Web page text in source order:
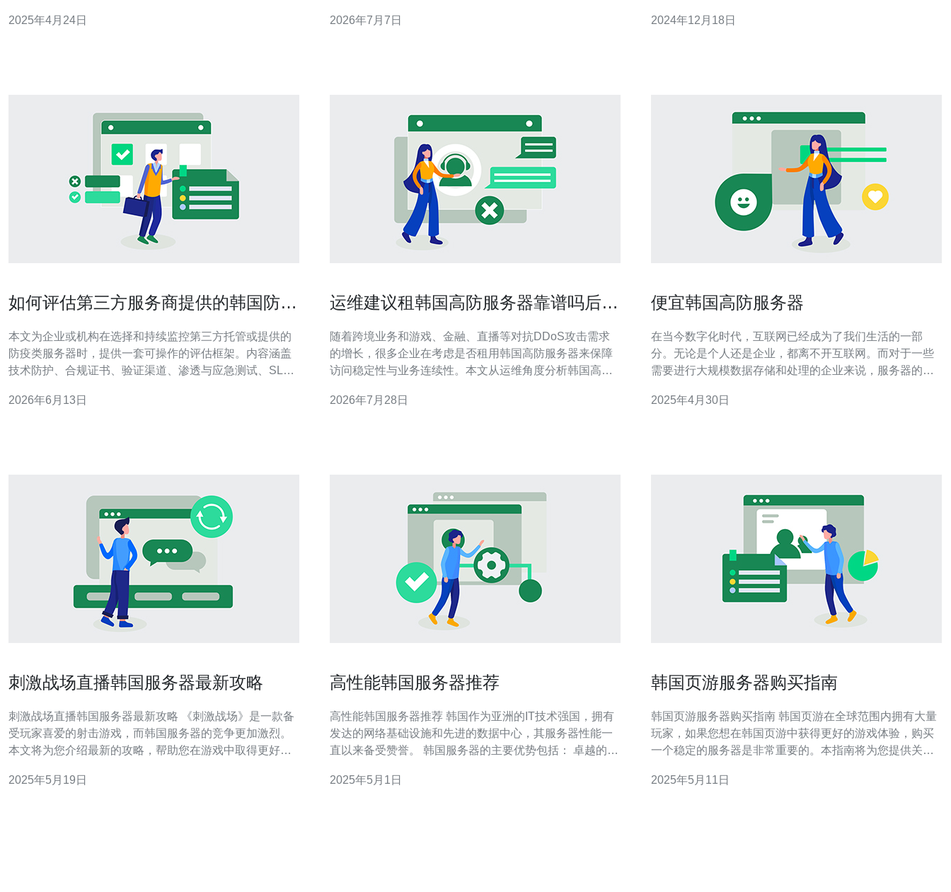
定性而受到玩家的青睐。韩国的网络基础设施非常先进，
2025年4月24日
99.95%或99.99%可选，99.95%月度允许停机约21.6分
2026年7月7日 2024年12月18日
如何评估第三方服务商提供的韩国防疫
本文为企业或机构在选择和持续监控第三方托管或提供的
防疫类服务器时，提供一套可操作的评估框架。内容涵盖
技术防护、合规证书、验证渠道、渗透与应急测试、SLA
熟度并降低业务与法律风险。 如何判定网络与主机层面的
2026年6月13日
运维建议租韩国高防服务器靠谱吗后续
随着跨境业务和游戏、金融、直播等对抗DDoS攻击需求
的增长，很多企业在考虑是否租用韩国高防服务器来保障
访问稳定性与业务连续性。本文从运维角度分析韩国高防
方便你在选购和部署时做决策。 租韩国高防服务器的主要
2026年7月28日
便宜韩国高防服务器
在当今数字化时代，互联网已经成为了我们生活的一部
分。无论是个人还是企业，都离不开互联网。而对于一些
需要进行大规模数据存储和处理的企业来说，服务器的选
务器以其高性能和可靠性备受推崇，而且价格也相对较为
2025年4月30日
刺激战场直播韩国服务器最新攻略
刺激战场直播韩国服务器最新攻略 《刺激战场》是一款备
受玩家喜爱的射击游戏，而韩国服务器的竞争更加激烈。
本文将为您介绍最新的攻略，帮助您在游戏中取得更好的
游戏模式和地图，选择合适的武器可以让您在战斗中占据
2025年5月19日
高性能韩国服务器推荐
高性能韩国服务器推荐 韩国作为亚洲的IT技术强国，拥有
发达的网络基础设施和先进的数据中心，其服务器性能一
直以来备受赞誉。 韩国服务器的主要优势包括： 卓越的性
够提供卓越的性能和稳定性。 低延迟：韩国地理位置接近
2025年5月1日
韩国页游服务器购买指南
韩国页游服务器购买指南 韩国页游在全球范围内拥有大量
玩家，如果您想在韩国页游中获得更好的游戏体验，购买
一个稳定的服务器是非常重要的。本指南将为您提供关于
一个可靠的服务商来购买韩国页游服务器。确保服务商提
2025年5月11日